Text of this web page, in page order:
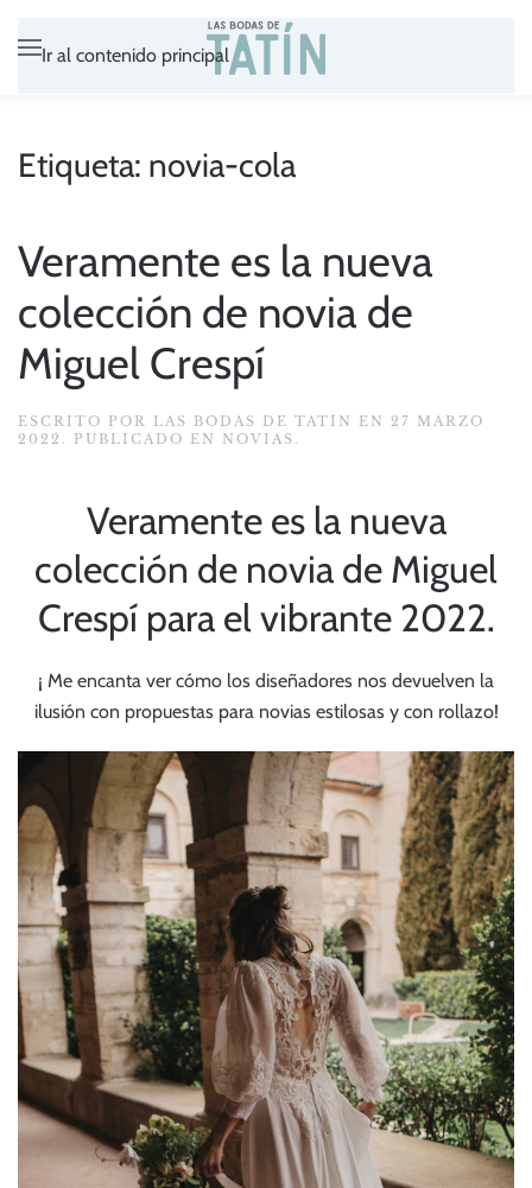
Ir al contenido principal
Etiqueta: novia-cola
Veramente es la nueva
colección de novia de
Miguel Crespí
ESCRITO POR LAS BODAS DE TATÍN EN 27 MARZO
2022 . PUBLICADO EN NOVIAS .
Veramente es la nueva
colección de novia de Miguel
Crespípara el vibrante 2022.
¡ Me encanta ver cómo los diseñadores nos devuelven la
ilusión con propuestas para novias estilosas y con rollazo!